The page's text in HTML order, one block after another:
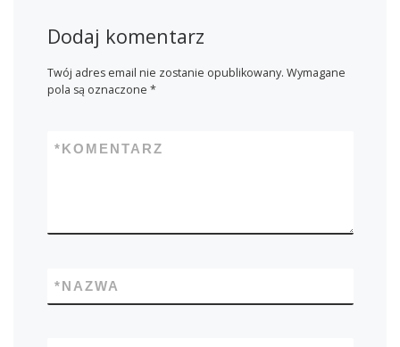
Dodaj komentarz
Twój adres email nie zostanie opublikowany. Wymagane
pola są oznaczone *
KOMENTARZ
*
NAZWA
*